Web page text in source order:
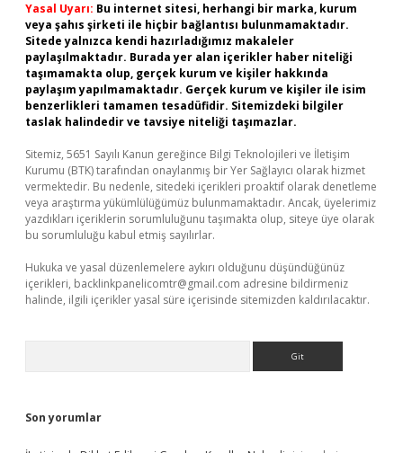
Yasal Uyarı: Bu internet sitesi, herhangi bir marka, kurum
veya şahıs şirketi ile hiçbir bağlantısı bulunmamaktadır.
Sitede yalnızca kendi hazırladığımız makaleler
paylaşılmaktadır. Burada yer alan içerikler haber niteliği
taşımamakta olup, gerçek kurum ve kişiler hakkında
paylaşım yapılmamaktadır. Gerçek kurum ve kişiler ile isim
benzerlikleri tamamen tesadüfidir. Sitemizdeki bilgiler
taslak halindedir ve tavsiye niteliği taşımazlar.
Sitemiz, 5651 Sayılı Kanun gereğince Bilgi Teknolojileri ve İletişim
Kurumu (BTK) tarafından onaylanmış bir Yer Sağlayıcı olarak hizmet
vermektedir. Bu nedenle, sitedeki içerikleri proaktif olarak denetleme
veya araştırma yükümlülüğümüz bulunmamaktadır. Ancak, üyelerimiz
yazdıkları içeriklerin sorumluluğunu taşımakta olup, siteye üye olarak
bu sorumluluğu kabul etmiş sayılırlar.
Hukuka ve yasal düzenlemelere aykırı olduğunu düşündüğünüz
içerikleri, backlinkpanelicomtr@gmail.com adresine bildirmeniz
halinde, ilgili içerikler yasal süre içerisinde sitemizden kaldırılacaktır.
Son yorumlar